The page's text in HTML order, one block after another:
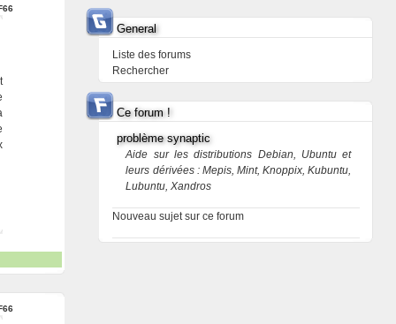
General
Liste des forums
Rechercher
Ce forum !
problème synaptic
Aide sur les distributions Debian, Ubuntu et
leurs dérivées : Mepis, Mint, Knoppix, Kubuntu,
Lubuntu, Xandros
Nouveau sujet sur ce forum